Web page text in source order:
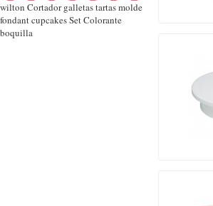
wilton Cortador galletastartasmolde
fondantcupcakesSetColorante
boquilla